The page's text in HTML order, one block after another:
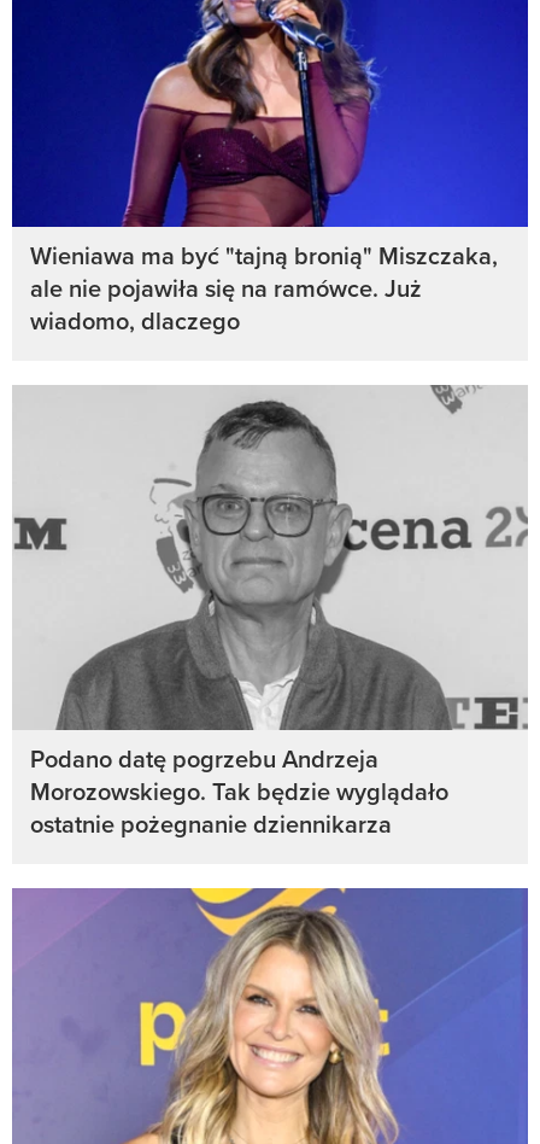
Wieniawa ma być "tajną bronią" Miszczaka,
ale nie pojawiła się na ramówce. Już
wiadomo, dlaczego
Podano datę pogrzebu Andrzeja
Morozowskiego. Tak będzie wyglądało
ostatnie pożegnanie dziennikarza